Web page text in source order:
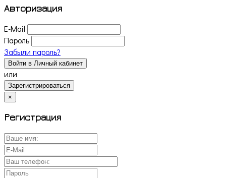
Авторизация
E-Mail
Пароль
Забыли пароль?
Войти в Личный кабинет
или
Зарегистрироваться
×
Регистрация